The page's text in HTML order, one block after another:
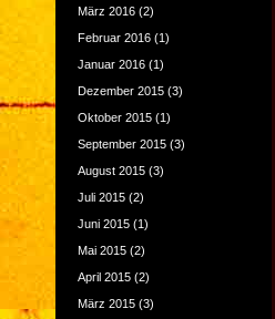
März 2016 (2)
Februar 2016 (1)
Januar 2016 (1)
Dezember 2015 (3)
Oktober 2015 (1)
September 2015 (3)
August 2015 (3)
Juli 2015 (2)
Juni 2015 (1)
Mai 2015 (2)
April 2015 (2)
März 2015 (3)